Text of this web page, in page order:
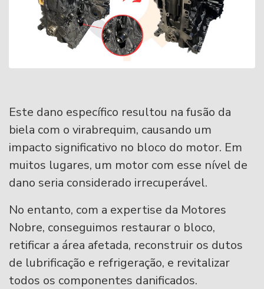
Este dano específico resultou na fusão da
biela com o virabrequim, causando um
impacto significativo no bloco do motor. Em
muitos lugares, um motor com esse nível de
dano seria considerado irrecuperável.
No entanto, com a expertise da Motores
Nobre, conseguimos restaurar o bloco,
retificar a área afetada, reconstruir os dutos
de lubrificação e refrigeração, e revitalizar
todos os componentes danificados.